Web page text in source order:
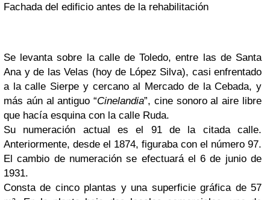
Fachada del edificio antes de la rehabilitación
Se levanta sobre la calle de Toledo, entre las de Santa
Ana y de las Velas (hoy de López Silva), casi enfrentado
a la calle Sierpe y cercano al Mercado de la Cebada, y
más aún al antiguo “Cinelandia”, cine sonoro al aire libre
que hacía esquina con la calle Ruda.
Su numeración actual es el 91 de la citada calle.
Anteriormente, desde el 1874, figuraba con el número 97.
El cambio de numeración se efectuará el 6 de junio de
1931.
Consta de cinco plantas y una superficie gráfica de 57